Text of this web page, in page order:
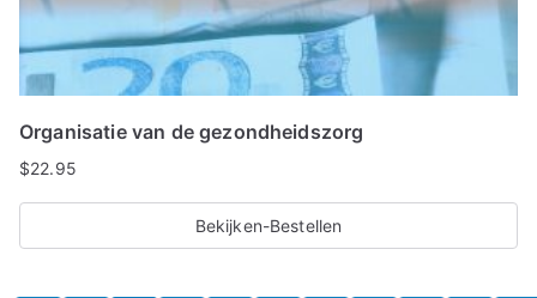
Organisatie van de gezondheidszorg
$22.95
Bekijken-Bestellen